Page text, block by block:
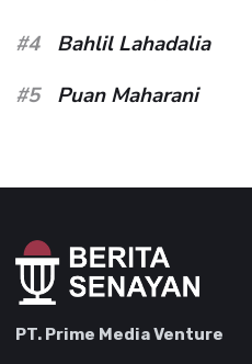
#4
Bahlil Lahadalia
#5
Puan Maharani
PT. Prime Media Venture